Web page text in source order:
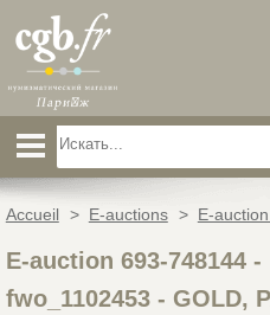
Accueil > E-auctions > E-
E-auction 693-748144 -
fwo_1102453- GOLD,